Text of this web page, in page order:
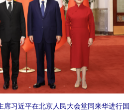
席习近平在北京人民大会堂同来华进行国